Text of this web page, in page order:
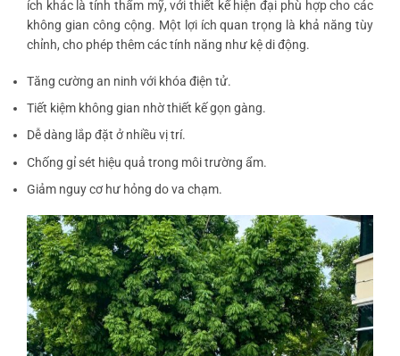
ích khác là tính thẩm mỹ, với thiết kế hiện đại phù hợp cho các
không gian công cộng. Một lợi ích quan trọng là khả năng tùy
chỉnh, cho phép thêm các tính năng như kệ di động.
Tăng cường an ninh với khóa điện tử.
Tiết kiệm không gian nhờ thiết kế gọn gàng.
Dễ dàng lắp đặt ở nhiều vị trí.
Chống gỉ sét hiệu quả trong môi trường ẩm.
Giảm nguy cơ hư hỏng do va chạm.